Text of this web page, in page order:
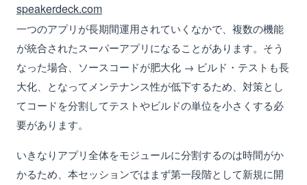
speakerdeck.com
一つのアプリが長期間運用されていくなかで、複数の機能
が統合されたスーパーアプリになることがあります。そう
なった場合、ソースコードが肥大化 → ビルド・テストも長
大化、となってメンテナンス性が低下するため、対策とし
てコードを分割してテストやビルドの単位を小さくする必
要があります。
いきなりアプリ全体をモジュールに分割するのは時間がか
かるため、本セッションではまず第一段階として新規に開